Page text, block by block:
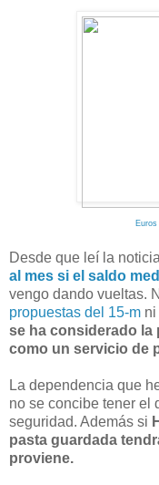
Desde que leí la
al mes si el saldo
vengo dando vueltas.
propuestas del 15-m ni
se ha considerado la
como un servicio de
La dependencia que
no se concibe tener el
seguridad. Además si
pasta guardada
proviene.